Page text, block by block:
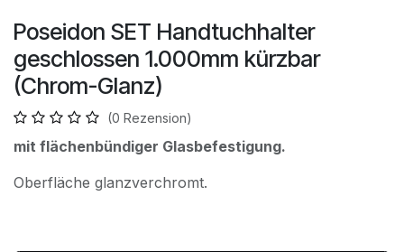
Poseidon SET Handtuchhalter
geschlossen 1.000mm kürzbar
(Chrom-Glanz)
(0 Rezension)
mit flächenbündiger Glasbefestigung.
Oberfläche glanzverchromt.